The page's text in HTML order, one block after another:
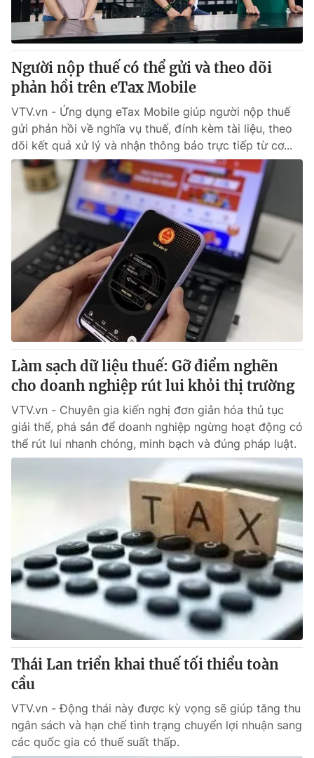
Người nộp thuế có thể gửi và theo dõi
phản hồi trên eTax Mobile
VTV.vn - Ứng dụng eTax Mobile giúp người nộp thuế
gửi phản hồi về nghĩa vụ thuế, đính kèm tài liệu, theo
dõi kết quả xử lý và nhận thông báo trực tiếp từ cơ...
Làm sạch dữ liệu thuế: Gỡ điểm nghẽn
cho doanh nghiệp rút lui khỏi thị trường
VTV.vn - Chuyên gia kiến nghị đơn giản hóa thủ tục
giải thể, phá sản để doanh nghiệp ngừng hoạt động có
thể rút lui nhanh chóng, minh bạch và đúng pháp luật.
Thái Lan triển khai thuế tối thiểu toàn
cầu
VTV.vn - Động thái này được kỳ vọng sẽ giúp tăng thu
ngân sách và hạn chế tình trạng chuyển lợi nhuận sang
các quốc gia có thuế suất thấp.